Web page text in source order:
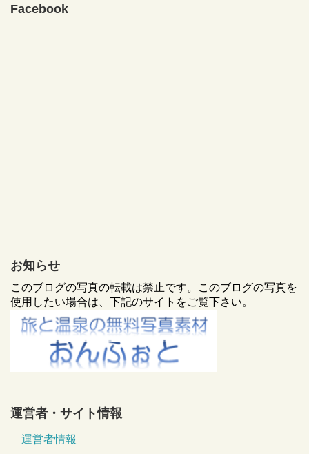
Facebook
お知らせ
このブログの写真の転載は禁止です。このブログの写真を
使用したい場合は、下記のサイトをご覧下さい。
運営者・サイト情報
運営者情報